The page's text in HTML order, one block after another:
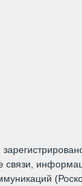
связи,